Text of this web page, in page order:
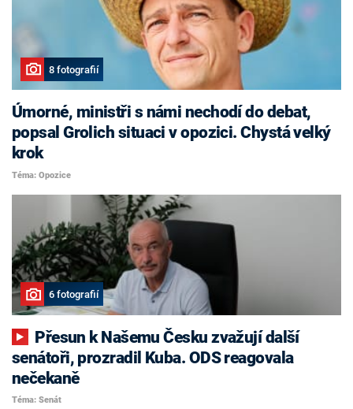
8 fotografií
Úmorné, ministři s námi nechodí do debat,
popsal Grolich situaci v opozici. Chystá velký
krok
Téma: Opozice
6 fotografií
senátoři, prozradil Kuba. ODS reagovala
nečekaně
Téma: Senát